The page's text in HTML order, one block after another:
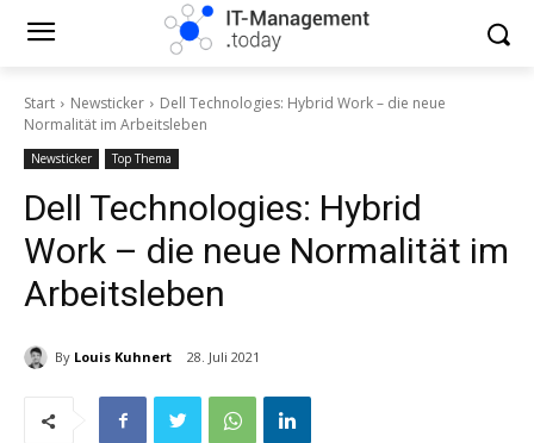
Start Newsticker
Dell Technologies: Hybrid Work – die neue
Normalität im Arbeitsleben
Newsticker Top Thema
Dell Technologies: Hybrid
Work – die neue Normalität im
Arbeitsleben
By Louis Kuhnert 28. Juli 2021